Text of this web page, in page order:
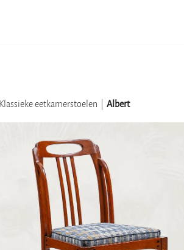
Klassieke eetkamerstoelen Albert